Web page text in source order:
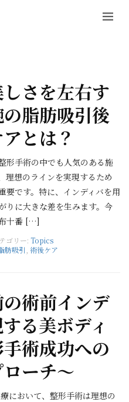
しさを左右す
脂肪吸引後
とは？
形手術の中でも人気のある施
理想のラインを実現するため
要です。特に、インディバを用
りに大きな差を生みます。今
十番 […]
ゴリー: Topics
肪吸引 術後ケア
術前インデ
る美ボディ
術成功への
ーチ～
において、整形手術は理想の